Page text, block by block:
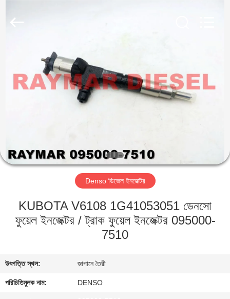
পণ্য
কারখানা
মান
যোগাযোগ
করুন
LTD.
Denso ডিজেল ইনজেক্টর
KUBOTA V6108 1G41053051 ডেনসো
ফুয়েল ইনজেক্টর / ট্রাক ফুয়েল ইনজেক্টর 095000-
7510
উৎপত্তি স্থল: জাপানে তৈরী
পরিচিতিমুলক নাম: DENSO